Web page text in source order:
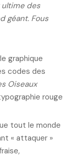
des
géant. Fous
graphique
codes des
Oiseaux
rouge
tout le monde
« attaquer »